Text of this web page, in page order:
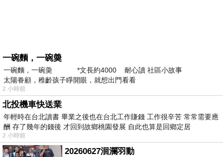
一碗麵，一碗羮
一碗麵，一碗羮 *文長約4000 耐心讀 社區小故事
太陽眷顧，稚齡孩子睜開眼，就想出門看看
2 小時前
北投機車快送業
年輕時在台北讀書 畢業之後也在台北工作賺錢 工作很辛苦 常常需要應
酬 存了幾年的錢後 才回到故鄉桃園發展 自此也算是回鄉定居
2 小時前
20260627洄瀾羽動